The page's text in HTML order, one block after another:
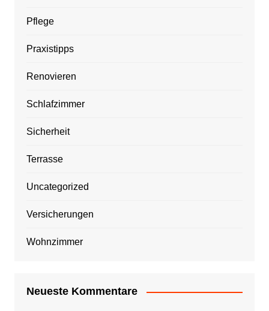
Pflege
Praxistipps
Renovieren
Schlafzimmer
Sicherheit
Terrasse
Uncategorized
Versicherungen
Wohnzimmer
Neueste Kommentare